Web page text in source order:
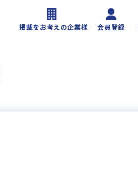
掲載をお考えの企業様 会員登録